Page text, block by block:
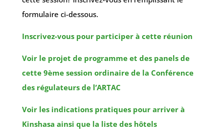
formulaire ci-dessous.
Inscrivez-vous pour participer à cette réunion
Voir le projet de programme et des panels de
cette 9ème session ordinaire de la Conférence
des régulateurs de l’ARTAC
Voir les indications pratiques pour arriver à
Kinshasa ainsi que la liste des hôtels